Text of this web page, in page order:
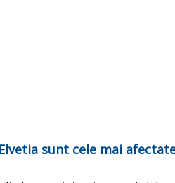
sunt cele mai